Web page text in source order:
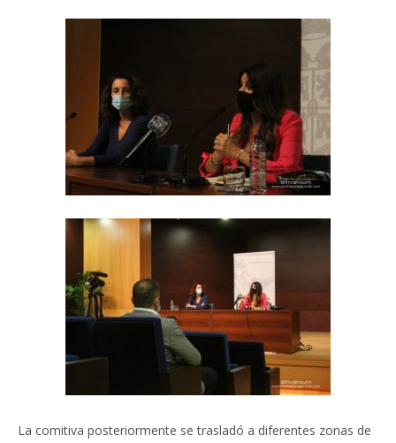
La comitiva posteriormente se trasladó a diferentes zonas de